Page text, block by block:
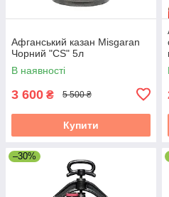
Афганський казан Misgaran
Чорний "CS" 5л
В наявності
3 600 ₴ 5 500 ₴
Купити
–30%